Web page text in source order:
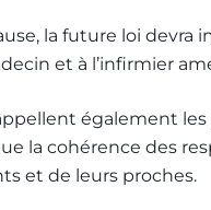
la future loi devra
et à l’infirmier
également
la cohérence des
et de leurs proches.